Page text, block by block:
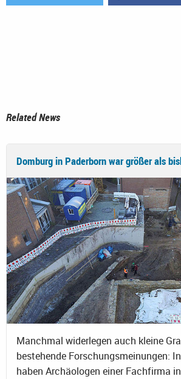
Related News
Domburg in Paderborn war größer als
Manchmal widerlegen auch kleine
bestehende Forschungsmeinungen:
haben Archäologen einer Fachfirma in